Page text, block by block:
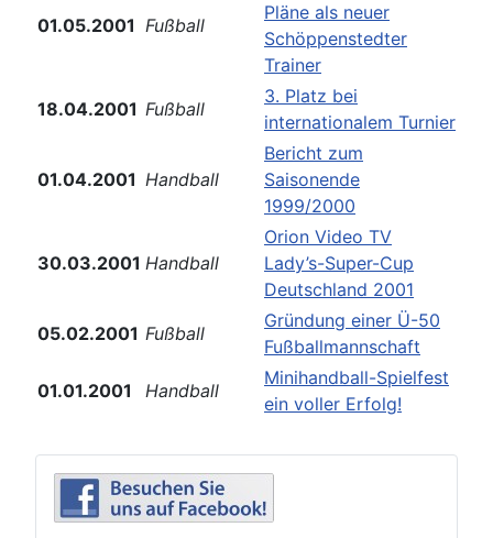
01.05.2001 Fußball
Pläne als neuer
Schöppenstedter
Trainer
18.04.2001 Fußball
3. Platz bei
internationalem Turnier
01.04.2001 Handball
Bericht zum
Saisonende
1999/2000
30.03.2001 Handball
Orion Video TV
Lady’s-Super-Cup
Deutschland 2001
05.02.2001 Fußball
Gründung einer Ü-50
Fußballmannschaft
01.01.2001
Handball
Minihandball-Spielfest
ein voller Erfolg!